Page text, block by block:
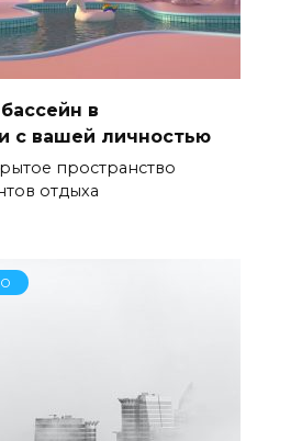
в
с вашей личностью
пространство
отдыха